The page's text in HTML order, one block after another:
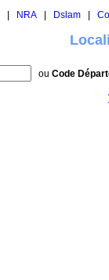
NRA Dslam
ou Code